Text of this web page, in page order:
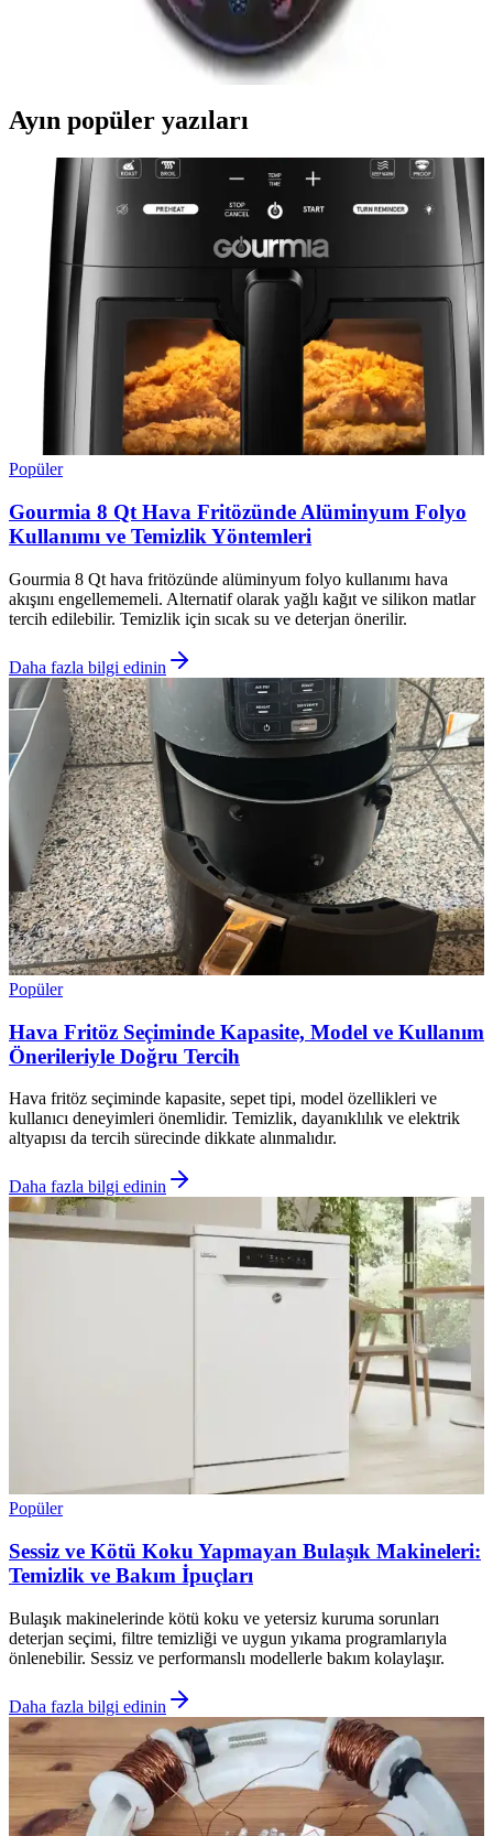
Lunatic Sparrow 6400 DPI RGB LED'li oyuncu mouse, ergonomik
tasarımı, özelleştirilebilir tuşları ve gelişmiş sensör teknolojisiyle
rekabetçi oyunlarda üstün performans sağlar.
Ayın popüler yazıları
Popüler
Gourmia 8 Qt Hava Fritözünde Alüminyum Folyo
Kullanımı ve Temizlik Yöntemleri
Gourmia 8 Qt hava fritözünde alüminyum folyo kullanımı hava
akışını engellememeli. Alternatif olarak yağlı kağıt ve silikon matlar
tercih edilebilir. Temizlik için sıcak su ve deterjan önerilir.
Daha fazla bilgi edinin
Popüler
Hava Fritöz Seçiminde Kapasite, Model ve Kullanım
Önerileriyle Doğru Tercih
Hava fritöz seçiminde kapasite, sepet tipi, model özellikleri ve
kullanıcı deneyimleri önemlidir. Temizlik, dayanıklılık ve elektrik
altyapısı da tercih sürecinde dikkate alınmalıdır.
Daha fazla bilgi edinin
Popüler
Sessiz ve Kötü Koku Yapmayan Bulaşık Makineleri:
Temizlik ve Bakım İpuçları
Bulaşık makinelerinde kötü koku ve yetersiz kuruma sorunları
deterjan seçimi, filtre temizliği ve uygun yıkama programlarıyla
önlenebilir. Sessiz ve performanslı modellerle bakım kolaylaşır.
Daha fazla bilgi edinin